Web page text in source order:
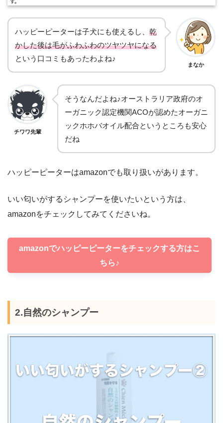
ハッピーピーターは子犬にも使えるし、 乾
かした後は毛がふわふわのツヤツヤになる
という口コミもあったわよね♪
まなか
チワワ先輩
そうなんだよね♪オーストラリア政府のオ
ーガニック認定機関ACOが認めたオーガニ
ックホホバオイル配合というところも安心
だね
ハッピーピーターはamazonでも取り扱いがあります。
いい匂いがするシャンプーを使いたいという方は、
amazonをチェックしてみてくださいね。
amazonでハッピーピーターをチェックする方はこ
ちら♪
2.自然のシャンプー